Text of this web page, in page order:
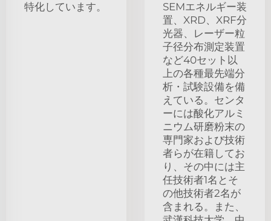
特化しています。
SEMエネルギー装
置、XRD、XRF分
光器、レーザー粒
子径分布測定装置
など40セット以
上の各種最先端分
析・試験設備を備
えている。センタ
ーには酸化アルミ
ニウム研磨粉末の
専門家および技術
者らが在籍してお
り、その中には主
任技術者1名とそ
の他技術者2名が
含まれる。また、